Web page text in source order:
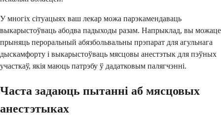
У многіх сітуацыях ваш лекар можа парэкамендаваць
выкарыстоўваць абодва падыходы разам. Напрыклад, вы можаце
прыняць пероральный абязбольвальны прэпарат для агульнага
дыскамфорту і выкарыстоўваць мясцовы анестэтык для пэўных
участкаў, якія маюць патрэбу ў дадатковым палягчэнні.
Часта задаюць пытанні аб мясцовых
анестэтыках